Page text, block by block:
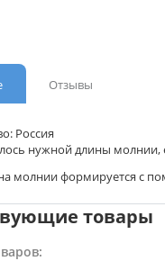
Отзывы
Россия
нужной длины молнии,
молнии формируется с
товары